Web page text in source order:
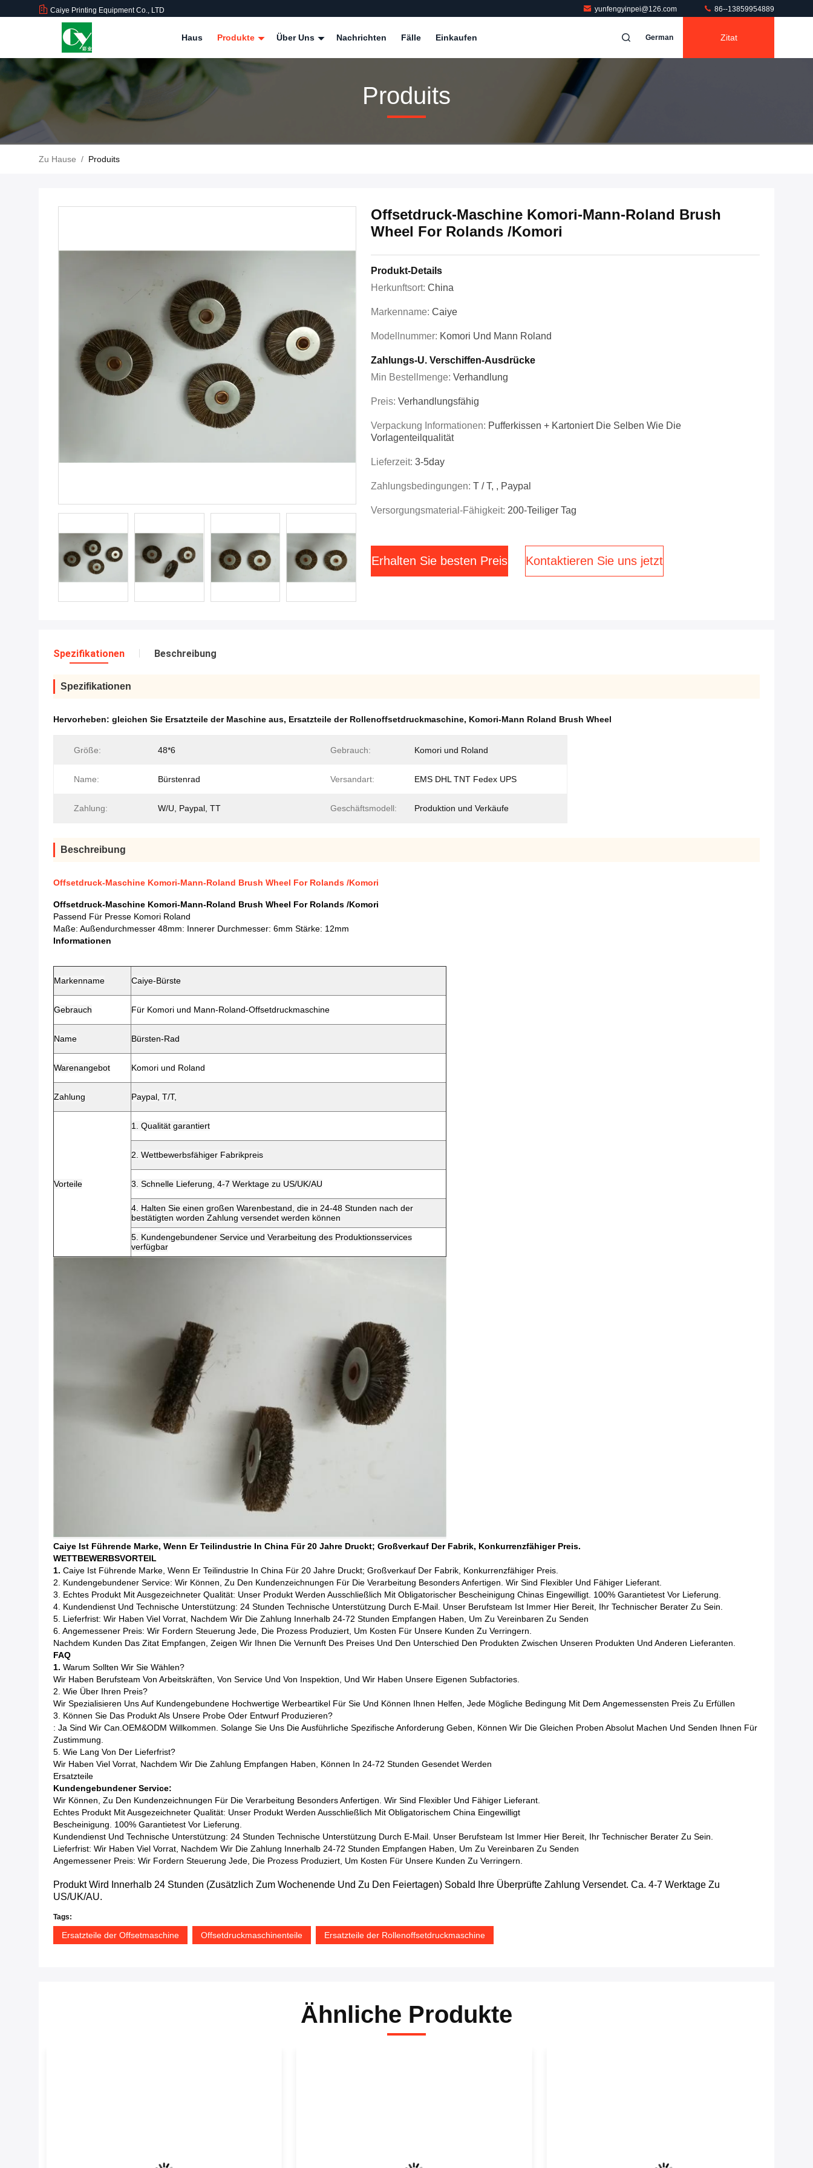
Caiye Printing Equipment Co., LTD yunfengyinpei@126.com 86--13859954889
Haus Produkte Über Uns Nachrichten Fälle Einkaufen German Zitat
Produits
Zu Hause / Produits
Offsetdruck-Maschine Komori-Mann-Roland Brush
Wheel For Rolands /Komori
Produkt-Details
Herkunftsort: China
Markenname: Caiye
Modellnummer: Komori Und Mann Roland
Zahlungs-U. Verschiffen-Ausdrücke
Min Bestellmenge: Verhandlung
Preis: Verhandlungsfähig
Verpackung Informationen: Pufferkissen + Kartoniert Die Selben Wie Die
Vorlagenteilqualität
Lieferzeit: 3-5day
Zahlungsbedingungen: T / T, , Paypal
Versorgungsmaterial-Fähigkeit: 200-Teiliger Tag
Erhalten Sie besten Preis Kontaktieren Sie uns jetzt
Spezifikationen Beschreibung
Spezifikationen
Hervorheben: gleichen Sie Ersatzteile der Maschine aus, Ersatzteile der Rollenoffsetdruckmaschine, Komori-Mann Roland Brush Wheel
Größe: 48*6 Gebrauch: Komori und Roland
Name: Bürstenrad Versandart: EMS DHL TNT Fedex UPS
Zahlung: W/U, Paypal, TT Geschäftsmodell: Produktion und Verkäufe
Beschreibung
Offsetdruck-Maschine Komori-Mann-Roland Brush Wheel For Rolands /Komori
Offsetdruck-Maschine Komori-Mann-Roland Brush Wheel For Rolands /Komori
Passend Für Presse Komori Roland
Maße: Außendurchmesser 48mm: Innerer Durchmesser: 6mm Stärke: 12mm
Informationen
Markenname Caiye-Bürste
Gebrauch Für Komori und Mann-Roland-Offsetdruckmaschine
Name Bürsten-Rad
Warenangebot Komori und Roland
Zahlung Paypal, T/T,
Vorteile
1. Qualität garantiert
2. Wettbewerbsfähiger Fabrikpreis
3. Schnelle Lieferung, 4-7 Werktage zu US/UK/AU
4. Halten Sie einen großen Warenbestand, die in 24-48 Stunden nach der
bestätigten worden Zahlung versendet werden können
5. Kundengebundener Service und Verarbeitung des Produktionsservices
verfügbar
Caiye Ist Führende Marke, Wenn Er Teilindustrie In China Für 20 Jahre Druckt; Großverkauf Der Fabrik, Konkurrenzfähiger Preis.
WETTBEWERBSVORTEIL
1. Caiye Ist Führende Marke, Wenn Er Teilindustrie In China Für 20 Jahre Druckt; Großverkauf Der Fabrik, Konkurrenzfähiger Preis.
2. Kundengebundener Service: Wir Können, Zu Den Kundenzeichnungen Für Die Verarbeitung Besonders Anfertigen. Wir Sind Flexibler Und Fähiger Lieferant.
3. Echtes Produkt Mit Ausgezeichneter Qualität: Unser Produkt Werden Ausschließlich Mit Obligatorischer Bescheinigung Chinas Eingewilligt. 100% Garantietest Vor Lieferung.
4. Kundendienst Und Technische Unterstützung: 24 Stunden Technische Unterstützung Durch E-Mail. Unser Berufsteam Ist Immer Hier Bereit, Ihr Technischer Berater Zu Sein.
5. Lieferfrist: Wir Haben Viel Vorrat, Nachdem Wir Die Zahlung Innerhalb 24-72 Stunden Empfangen Haben, Um Zu Vereinbaren Zu Senden
6. Angemessener Preis: Wir Fordern Steuerung Jede, Die Prozess Produziert, Um Kosten Für Unsere Kunden Zu Verringern.
Nachdem Kunden Das Zitat Empfangen, Zeigen Wir Ihnen Die Vernunft Des Preises Und Den Unterschied Den Produkten Zwischen Unseren Produkten Und Anderen Lieferanten.
FAQ
1. Warum Sollten Wir Sie Wählen?
Wir Haben Berufsteam Von Arbeitskräften, Von Service Und Von Inspektion, Und Wir Haben Unsere Eigenen Subfactories.
2. Wie Über Ihren Preis?
Wir Spezialisieren Uns Auf Kundengebundene Hochwertige Werbeartikel Für Sie Und Können Ihnen Helfen, Jede Mögliche Bedingung Mit Dem Angemessensten Preis Zu Erfüllen
3. Können Sie Das Produkt Als Unsere Probe Oder Entwurf Produzieren?
: Ja Sind Wir Can.OEM&ODM Willkommen. Solange Sie Uns Die Ausführliche Spezifische Anforderung Geben, Können Wir Die Gleichen Proben Absolut Machen Und Senden Ihnen Für
Zustimmung.
5. Wie Lang Von Der Lieferfrist?
Wir Haben Viel Vorrat, Nachdem Wir Die Zahlung Empfangen Haben, Können In 24-72 Stunden Gesendet Werden
Ersatzteile
Kundengebundener Service:
Wir Können, Zu Den Kundenzeichnungen Für Die Verarbeitung Besonders Anfertigen. Wir Sind Flexibler Und Fähiger Lieferant.
Echtes Produkt Mit Ausgezeichneter Qualität: Unser Produkt Werden Ausschließlich Mit Obligatorischem China Eingewilligt
Bescheinigung. 100% Garantietest Vor Lieferung.
Kundendienst Und Technische Unterstützung: 24 Stunden Technische Unterstützung Durch E-Mail. Unser Berufsteam Ist Immer Hier Bereit, Ihr Technischer Berater Zu Sein.
Lieferfrist: Wir Haben Viel Vorrat, Nachdem Wir Die Zahlung Innerhalb 24-72 Stunden Empfangen Haben, Um Zu Vereinbaren Zu Senden
Angemessener Preis: Wir Fordern Steuerung Jede, Die Prozess Produziert, Um Kosten Für Unsere Kunden Zu Verringern.
Produkt Wird Innerhalb 24 Stunden (zusätzlich Zum Wochenende Und Zu Den Feiertagen) Sobald Ihre Überprüfte Zahlung Versendet. Ca. 4-7 Werktage Zu
US/UK/AU.
Tags:
Ersatzteile der Offsetmaschine Offsetdruckmaschinenteile Ersatzteile der Rollenoffsetdruckmaschine
Ähnliche Produkte